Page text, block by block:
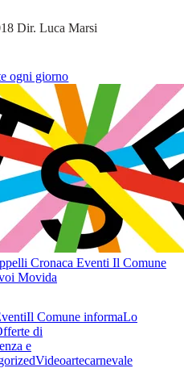
Dir. Luca Marsi
ogni giorno
Cronaca Eventi Il Comune
Movida
Il Comune informaLo
di
e
Videoartecarnevale